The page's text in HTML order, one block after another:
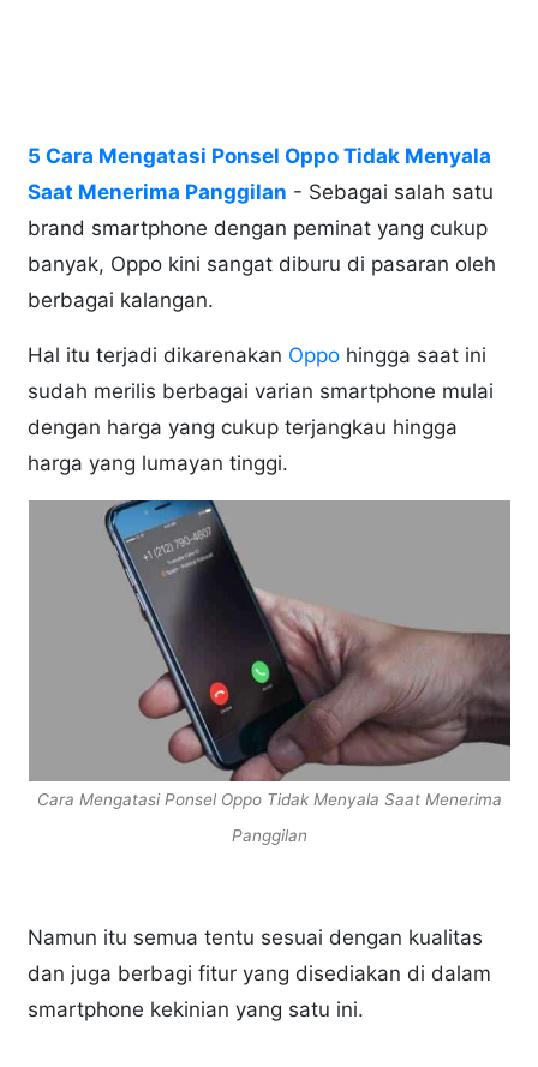
5 Cara Mengatasi Ponsel Oppo Tidak Menyala
Saat Menerima Panggilan - Sebagai salah satu
brand smartphone dengan peminat yang cukup
banyak, Oppo kini sangat diburu di pasaran oleh
berbagai kalangan.
Hal itu terjadi dikarenakan Oppo hingga saat ini
sudah merilis berbagai varian smartphone mulai
dengan harga yang cukup terjangkau hingga
harga yang lumayan tinggi.
Cara Mengatasi Ponsel Oppo Tidak Menyala Saat Menerima
Panggilan
Namun itu semua tentu sesuai dengan kualitas
dan juga berbagi fitur yang disediakan di dalam
smartphone kekinian yang satu ini.